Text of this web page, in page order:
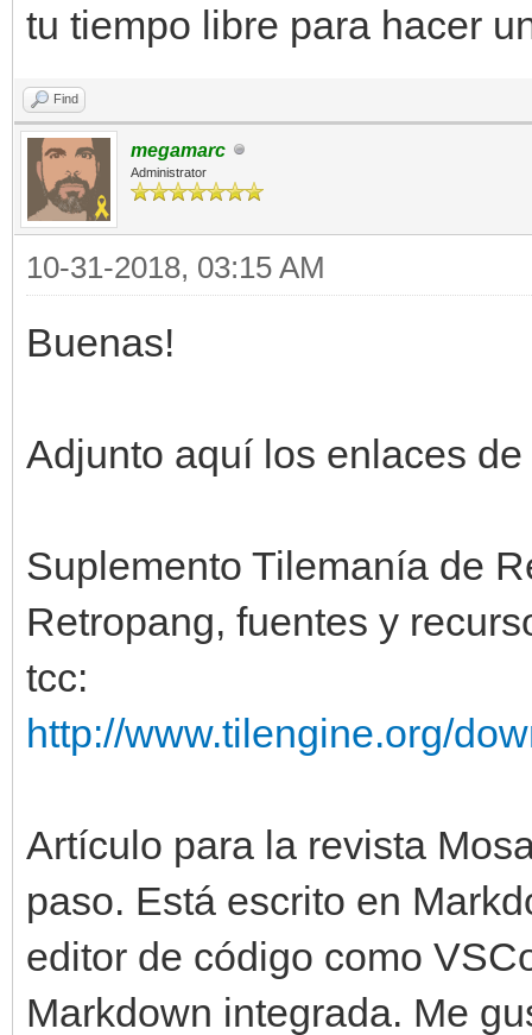
tu tiempo libre para hacer
Find
megamarc
Administrator
10-31-2018, 03:15 AM
Buenas!
Adjunto aquí los enlaces
Suplemento Tilemanía de
Retropang, fuentes y
tcc:
http://www.tilengine.org/
Artículo para la revista
paso. Está escrito en
editor de código como
Markdown integrada. Me